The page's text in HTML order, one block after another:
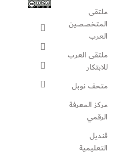
ملتقى
المتخصصين
العرب
ملتقى العرب
للابتكار
متحف نوبل
مركز المعرفة
الرقمي
قنديل
التعليمية